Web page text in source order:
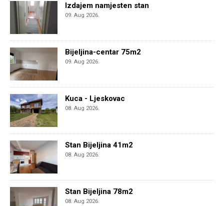
Izdajem namjesten stan
09. Aug 2026.
Bijeljina-centar 75m2
09. Aug 2026.
Kuca - Ljeskovac
08. Aug 2026.
Stan Bijeljina 41m2
08. Aug 2026.
Stan Bijeljina 78m2
08. Aug 2026.